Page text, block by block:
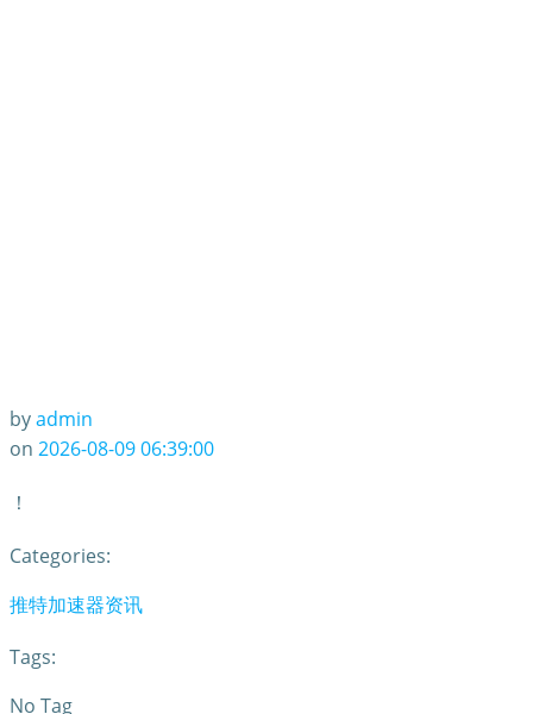
byadmin
on 2026-08-09 06:39:00
！
Categories:
推特加速器资讯
Tags:
No Tag